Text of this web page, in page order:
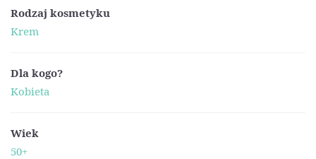
Rodzaj kosmetyku
Krem
Dla kogo?
Kobieta
Wiek
50+